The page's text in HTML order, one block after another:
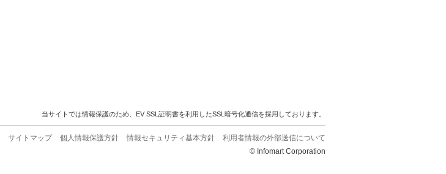
当サイトでは情報保護のため、EV SSL証明書を利用したSSL暗号化通信を採用しております。
サイトマップ 個人情報保護方針 情報セキュリティ基本方針
利用者情報の外部送信について
© Infomart Corporation